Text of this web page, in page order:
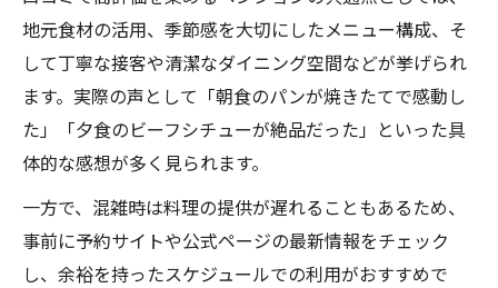
地元食材の活用、季節感を大切にしたメニュー構成、そ
して丁寧な接客や清潔なダイニング空間などが挙げられ
ます。実際の声として「朝食のパンが焼きたてで感動し
た」「夕食のビーフシチューが絶品だった」といった具
体的な感想が多く見られます。
一方で、混雑時は料理の提供が遅れることもあるため、
事前に予約サイトや公式ページの最新情報をチェック
し、余裕を持ったスケジュールでの利用がおすすめで